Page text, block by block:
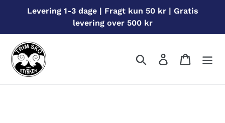
Levering 1-3 dage | Fragt kun 50 kr | Gratis
levering over 500 kr
Søg Log ind